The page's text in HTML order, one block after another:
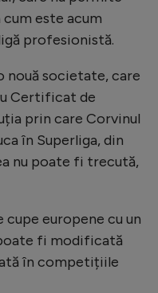
este acum
profesionistă.
societate, care
Certificat de
prin care Corvinul
în Superliga, din
nu poate fi trecută,
cupe europene cu un
fi modificată
în competițiile